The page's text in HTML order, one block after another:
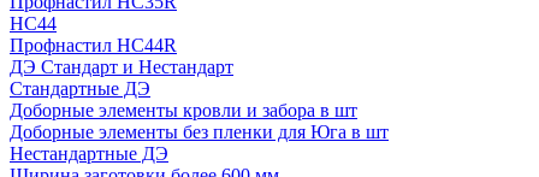
НС44
Профнастил НС44R
ДЭ Стандарт и Нестандарт
Стандартные ДЭ
Доборные элементы кровли и забора в шт
Доборные элементы без пленки для Юга в шт
Нестандартные ДЭ